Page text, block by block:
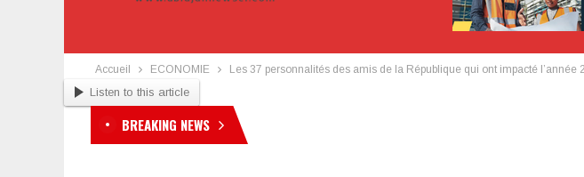
Accueil ECONOMIE Les 37 personnalités des amis de la République qui ont impacté l’année
Listen to this article
BREAKING NEWS